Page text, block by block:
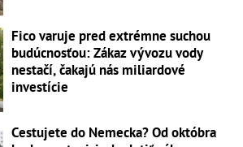
Fico varuje pred extrémne suchou
budúcnosťou: Zákaz vývozu vody
nestačí, čakajú nás miliardové
investície
Cestujete do Nemecka? Od októbra